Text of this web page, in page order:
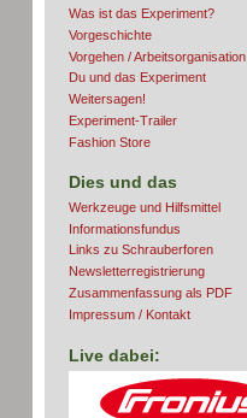
Was ist das Experiment?
Vorgeschichte
Vorgehen / Arbeitsorganisation
Du und das Experiment
Weitersagen!
Experiment-Trailer
Fashion Store
Dies und das
Werkzeuge und Hilfsmittel
Informationsfundus
Links zu Schrauberforen
Newsletterregistrierung
Zusammenfassung als PDF
Impressum / Kontakt
Live dabei: